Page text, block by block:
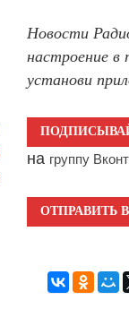
Новости
настроение
установи
на группу
ОТПРАВИТЬ